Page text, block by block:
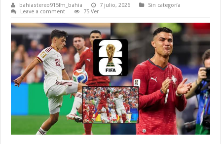
bahiastereo915fm_bahia 7 julio, 2026
Sin categoría
Leave a comment
75 Ver